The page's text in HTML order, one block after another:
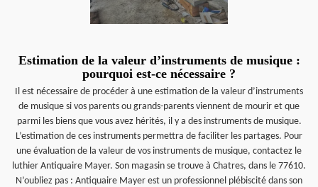
Estimation de la valeur d’instruments de musique :
pourquoi est-ce nécessaire ?
Il est nécessaire de procéder à une estimation de la valeur d’instruments
de musique si vos parents ou grands-parents viennent de mourir et que
parmi les biens que vous avez hérités, il y a des instruments de musique.
L’estimation de ces instruments permettra de faciliter les partages. Pour
une évaluation de la valeur de vos instruments de musique, contactez le
luthier Antiquaire Mayer. Son magasin se trouve à Chatres, dans le 77610.
N’oubliez pas : Antiquaire Mayer est un professionnel plébiscité dans son